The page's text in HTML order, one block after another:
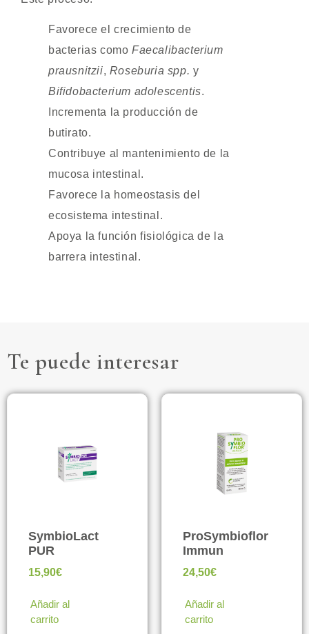
Favorece el crecimiento de
bacterias como Faecalibacterium
prausnitzii, Roseburia spp. y
Bifidobacterium adolescentis.
Incrementa la producción de
butirato.
Contribuye al mantenimiento de la
mucosa intestinal.
Favorece la homeostasis del
ecosistema intestinal.
Apoya la función fisiológica de la
barrera intestinal.
Te puede interesar
SymbioLact
PUR
15,90€
Añadir al
carrito
ProSymbioflor
Immun
24,50€
Añadir al
carrito